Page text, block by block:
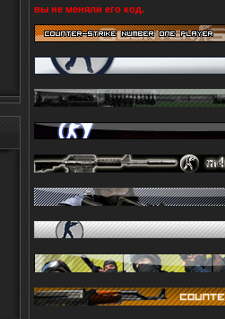
вы не меняли его код.